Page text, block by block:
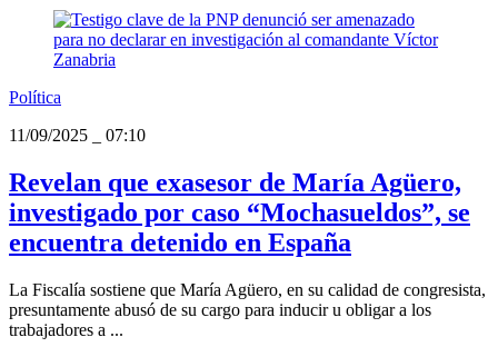
Política
11/09/2025
07:10
Revelan que exasesor de María Agüero,
investigado por caso “Mochasueldos”, se
encuentra detenido en España
La Fiscalía sostiene que María Agüero, en su calidad de congresista,
presuntamente abusó de su cargo para inducir u obligar a los
trabajadores a ...